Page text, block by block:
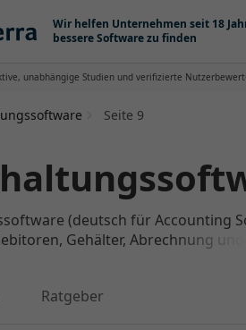
Wir helfen Unternehmen seit 18
bessere Software zu finden
unabhängige Studien und verifizierte
Seite 9
(deutsch für Accounting
Gehälter, Abrechnung und
Ratgeber